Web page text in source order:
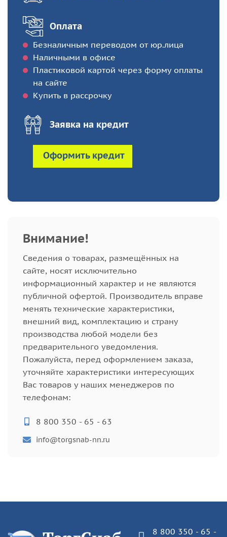
Оплата
Безналичным переводом от юр.лица
Наличными в офисе
Пластиковой картой через форму оплаты
на сайте
Купить в рассрочку
Заявка на кредит
Оформить кредит
Внимание!
Cведения о товарах, размещённых на
сайте, носят исключительно
информационный характер и не являются
публичной офертой. Производитель вправе
менять технические характеристики,
внешний вид, комплектацию и страну
производства любой модели без
предварительного уведомления.
Пожалуйста, перед оформлением заказа,
уточняйте характеристики интересующих
Вас товаров у наших менеджеров по
телефонам:
8 800 350 - 65 - 63
info@torgsnab-nn.ru
8 800 350 - 65 -